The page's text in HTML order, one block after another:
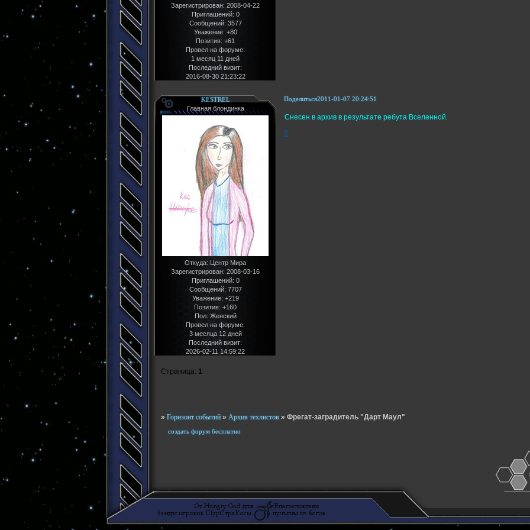
Зарегистрирован: 2008-04-22
Приглашений: 0
Сообщений: 3577
Уважение: +80
Позитив: +61
Провел на форуме:
1 месяц 11 дней
Последний визит:
2016-08-30 21:23:22
Поделиться2011-01-07 20:24:51
KESTREL
Главная блондинка
Откуда:Центр Мира
Зарегистрирован: 2008-03-16
Приглашений: 0
Сообщений: 7707
Уважение: +219
Позитив: +160
Пол:Женский
Провел на форуме:
3 месяца 12 дней
Последний визит:
2026-02-11 14:59:22
Снесен в архив в результате ребута Вселенной.
0
Страница: 1
» Горизонт событий » Архив техлистов » Фрегат-заградитель "Дарт Маул"
создать форум бесплатно